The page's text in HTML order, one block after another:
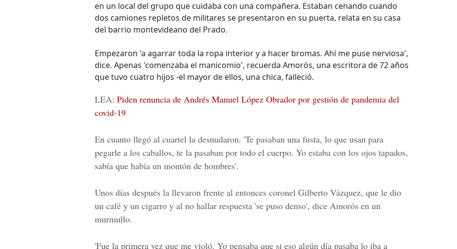
en un local del grupo que cuidaba con una compañera. Estaban cenando cuando
dos camiones repletos de militares se presentaron en su puerta, relata en su casa
del barrio montevideano del Prado.
Empezaron 'a agarrar toda la ropa interior y a hacer bromas. Ahí me puse nerviosa',
dice. Apenas 'comenzaba el manicomio', recuerda Amorós, una escritora de 72 años
que tuvo cuatro hijos -el mayor de ellos, una chica, falleció.
LEA: Piden renuncia de Andrés Manuel López Obrador por gestión de pandemia del
covid-19
En cuanto llegó al cuartel la desnudaron. 'Te pasaban una fusta, lo que usan para
pegarle a los caballos, te la pasaban por todo el cuerpo. Yo estaba con los ojos tapados,
sabía que había un montón de hombres'.
Unos días después la llevaron frente al entonces coronel Gilberto Vázquez, que le dio
un café y un cigarro y al no hallar respuesta 'se puso denso', dice Amorós en un
murmullo.
'Fue la primera vez que me violó. Yo pensaba que si eso algún día pasaba lo iba a